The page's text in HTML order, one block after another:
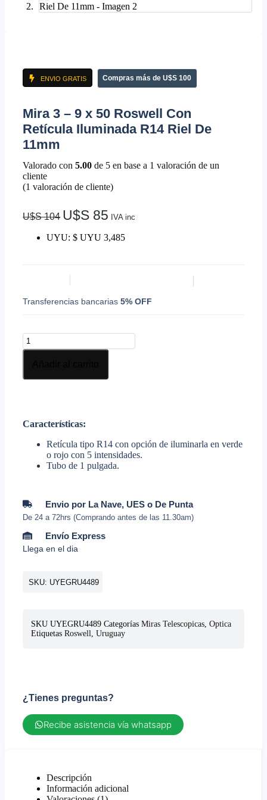
ENVIO GRATIS Compras más de U$S 100
Mira 3 – 9 x 50 Roswell Con
Retícula Iluminada R14 Riel De
11mm
Valorado con5.00 de 5 en base a 1 valoración de un
cliente
(1 valoración de cliente)
U$S104 U$S 85 IVA inc
UYU:$ UYU 3,485
Transferencias bancarias5% OFF
Características:
Retícula tipo R14 con opción de iluminarla en verde
o rojo con 5 intensidades.
Tubo de 1 pulgada.
Envio por La Nave, UES o De Punta
De 24 a 72hrs (Comprando antes de las 11.30am)
Envío Express
Llega en el dia
SKU: UYEGRU4489
SKUUYEGRU4489Categorías Miras Telescopicas ,Optica
Etiquetas Roswell ,Uruguay
¿Tienes preguntas?
Recibe asistencia vía whatsapp
Descripción
Información adicional